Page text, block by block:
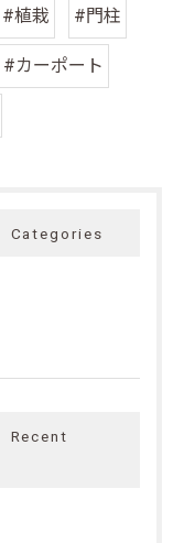
#植栽 #門柱
#カーポート
Categories
Recent